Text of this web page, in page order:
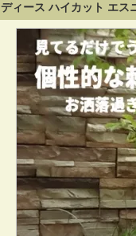
ディース ハイカット エス